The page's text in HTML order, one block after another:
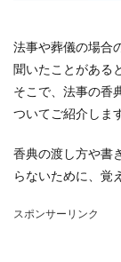
法事や葬儀の場合
聞いたことがある
そこで、法事の香
ついてご紹介しま
香典の渡し方や書
らないために、覚
スポンサーリンク